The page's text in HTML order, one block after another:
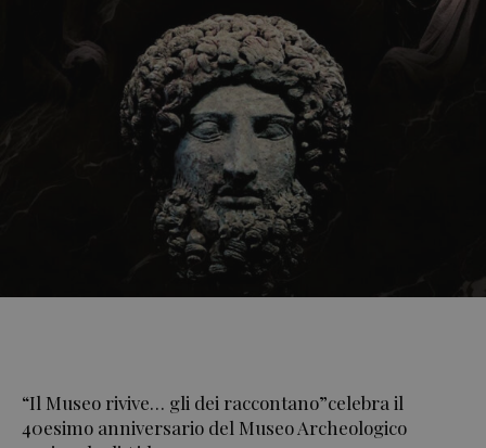
“Il Museo rivive… gli dei raccontano”celebra il
40esimo anniversario del Museo Archeologico